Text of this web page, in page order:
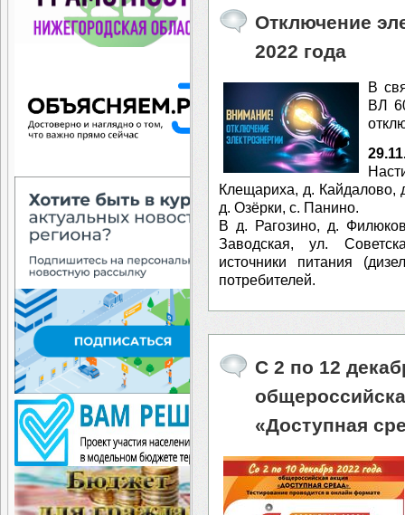
Отключение
2022 года
В
ВЛ
Клещариха, д. Кайдалово,
д. Озёрки, с. Панино.
В д. Рагозино, д.
Заводская, ул.
источники питания
потребителей.
C 2 по 12
«Доступная